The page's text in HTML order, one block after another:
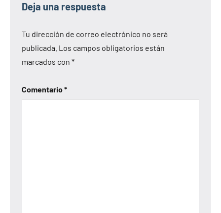
Deja una respuesta
Tu dirección de correo electrónico no será
publicada. Los campos obligatorios están
marcados con *
Comentario*